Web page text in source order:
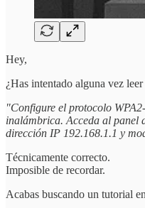
Hey,
¿Has intentado alguna vez
"Configure el protocolo
inalámbrica. Acceda al panel
dirección IP 192.168.1.1 y
Técnicamente correcto.
Imposible de recordar.
Acabas buscando un tutorial